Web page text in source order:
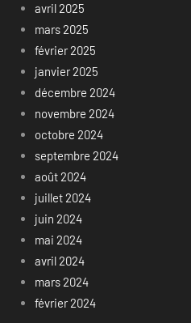
avril 2025
mars 2025
février 2025
janvier 2025
décembre 2024
novembre 2024
octobre 2024
septembre 2024
août 2024
juillet 2024
juin 2024
mai 2024
avril 2024
mars 2024
février 2024